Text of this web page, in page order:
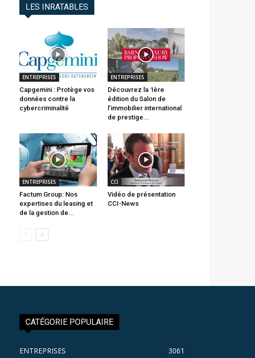
LES INRATABLES
ENTREPRISES
Capgemini : Protège vos
données contre la
cybercriminalité
ENTREPRISES
Découvrez la 1ère
édition du Salon de
l’immobilier international
de prestige...
ENTREPRISES
Factum Group: Nos
expertises du leasing et
de la gestion de...
CCI
Vidéo de présentation
CCI-News
CATÉGORIE POPULAIRE
ENTREPRISES 3061